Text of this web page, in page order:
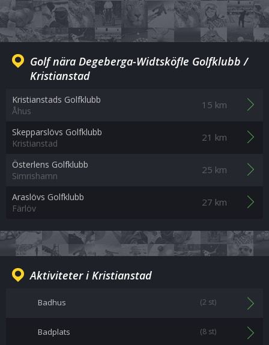
Golf nära Degeberga-Widtsköfle Golfklubb /
Kristianstad
Kristianstads Golfklubb
Åhus
15 km
Skepparslövs Golfklubb
Kristianstad
21 km
Österlens Golfklubb
Simrishamn
25 km
Araslövs Golfklubb
Färlöv
27 km
Aktiviteter i Kristianstad
Badhus (2 st)
Badplats (8 st)